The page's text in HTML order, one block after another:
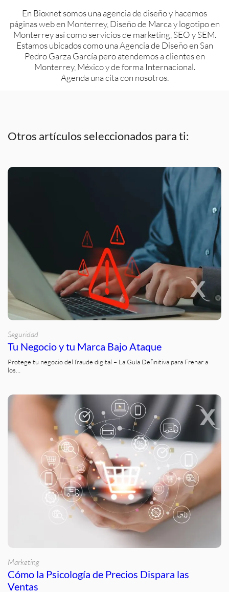
En Bioxnet somos una agencia de diseño y hacemos
páginas web en Monterrey, Diseño de Marca y logotipo en
Monterrey así como servicios de marketing, SEO y SEM.
Estamos ubicados como una Agencia de Diseño en San
Pedro Garza García pero atendemos a clientes en
Monterrey, México y de forma Internacional.
Agenda una cita con nosotros.
Otros artículos seleccionados para ti:
Seguridad
Tu Negocio y tu Marca Bajo Ataque
Protege tu negocio del fraude digital – La Guía Definitiva para Frenar a
los…
Marketing
Cómo la Psicología de Precios Dispara las
Ventas